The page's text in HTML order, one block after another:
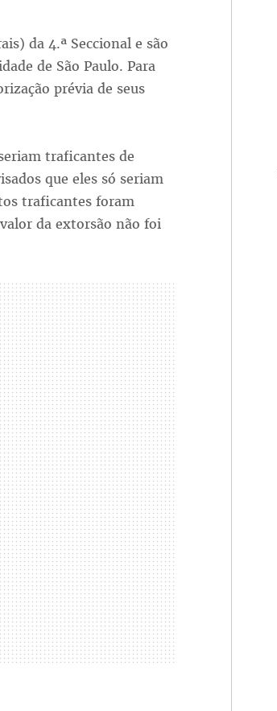
da 4.ª Seccional e são
de São Paulo. Para
prévia de seus
traficantes de
que eles só seriam
traficantes foram
da extorsão não foi